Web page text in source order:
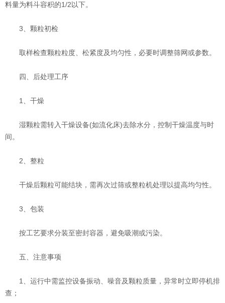
料量为料斗容积的1/2以下。
‌3、颗粒初检‌
取样检查颗粒粒度、松紧度及均匀性，必要时调整筛网或参数。
四、后处理工序
‌1、干燥‌
湿颗粒需转入干燥设备(如流化床)去除水分，控制干燥温度与时
间。
‌2、整粒‌
干燥后颗粒可能结块，需再次过筛或整粒机处理以提高均匀性。
‌3、包装‌
按工艺要求分装至密封容器，避免吸潮或污染。
五、注意事项
1、运行中需监控设备振动、噪音及颗粒质量，异常时立即停机排
查；